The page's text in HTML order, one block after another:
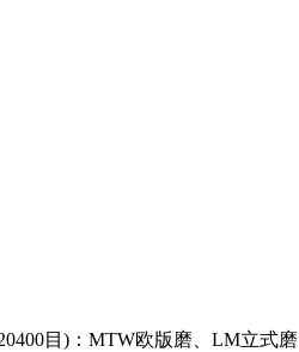
目)：MTW欧版磨、LM立式